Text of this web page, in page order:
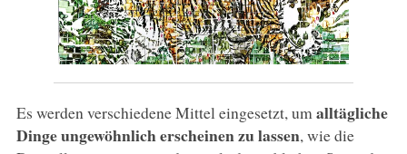
Es werden verschiedene Mittel eingesetzt, umalltägliche
Dinge ungewöhnlich erscheinen zu lassen, wie die